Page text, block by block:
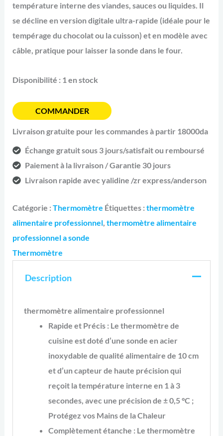
température interne des viandes, sauces ou liquides. Il
se décline en version digitale ultra-rapide (idéale pour le
tempérage du chocolat ou la cuisson) et en modèle avec
câble, pratique pour laisser la sonde dans le four.
Disponibilité : 1 en stock
COMMANDER
Livraison gratuite pour les commandes à partir 18000da
Échange gratuit sous 3 jours/satisfait ou remboursé
Paiement à la livraison / Garantie 30 jours
Livraison rapide avec yalidine /zr express/anderson
Catégorie :Thermomètre Étiquettes :thermomètre
alimentaire professionnel ,thermomètre alimentaire
professionnel a sonde
Thermomètre
Description
thermomètre alimentaire professionnel
Rapide et Précis : Le thermomètre de
cuisine est doté d’une sonde en acier
inoxydable de qualité alimentaire de 10 cm
et d’un capteur de haute précision qui
reçoit la température interne en 1 à 3
secondes, avec une précision de ± 0,5 °C ;
Protégez vos Mains de la Chaleur
Complètement étanche : Le thermomètre